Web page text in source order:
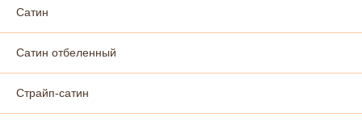
Сатин
Сатин отбеленный
Страйп-сатин